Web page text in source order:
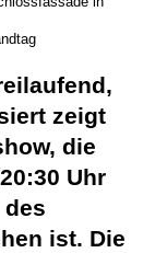
zeigt
die
Uhr
ist. Die